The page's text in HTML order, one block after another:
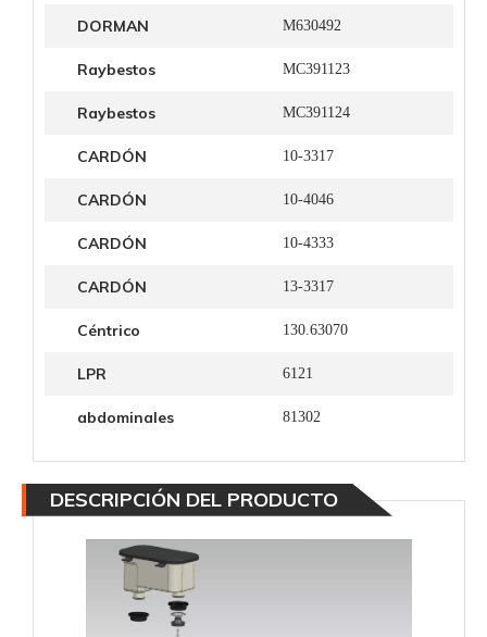
DORMAN M630492
Raybestos MC391123
Raybestos MC391124
CARDÓN 10-3317
CARDÓN 10-4046
CARDÓN 10-4333
CARDÓN 13-3317
Céntrico 130.63070
LPR 6121
abdominales 81302
DESCRIPCIÓN DEL PRODUCTO